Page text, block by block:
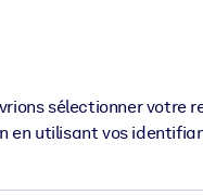
améliorer les résultats.
sélectionner
en utilisant vos